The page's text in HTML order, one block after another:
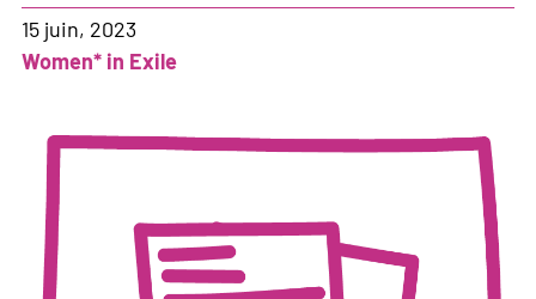
15 juin, 2023
Women* in Exile